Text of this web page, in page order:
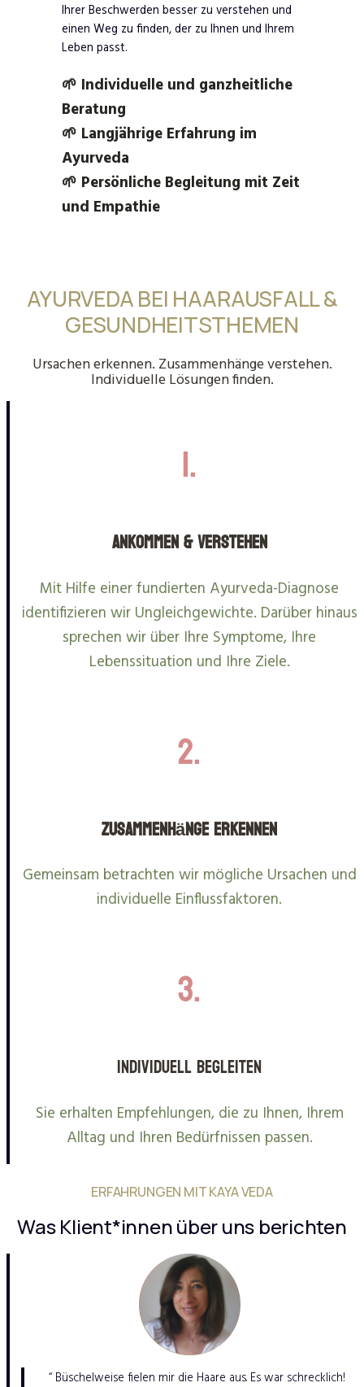
Ihrer Beschwerden besser zu verstehen und
einen Weg zu finden, der zu Ihnen und Ihrem
Leben passt.
🌱 Individuelle und ganzheitliche
Beratung
🌱 Langjährige Erfahrung im
Ayurveda
🌱 Persönliche Begleitung mit Zeit
und Empathie
AYURVEDA BEI HAARAUSFALL &
GESUNDHEITSTHEMEN
Ursachen erkennen. Zusammenhänge verstehen.
Individuelle Lösungen finden.
1.
Ankommen & Verstehen
Mit Hilfe einer fundierten Ayurveda-Diagnose
identifizieren wir Ungleichgewichte. Darüber hinaus
sprechen wir über Ihre Symptome, Ihre
Lebenssituation und Ihre Ziele.
2.
Zusammenhänge erkennen
Gemeinsam betrachten wir mögliche Ursachen und
individuelle Einflussfaktoren.
3.
Individuell begleiten
Sie erhalten Empfehlungen, die zu Ihnen, Ihrem
Alltag und Ihren Bedürfnissen passen.
ERFAHRUNGEN MIT KAYA VEDA
Was Klient*innen über uns berichten
“ Büschelweise fielen mir die Haare aus. Es war schrecklich!